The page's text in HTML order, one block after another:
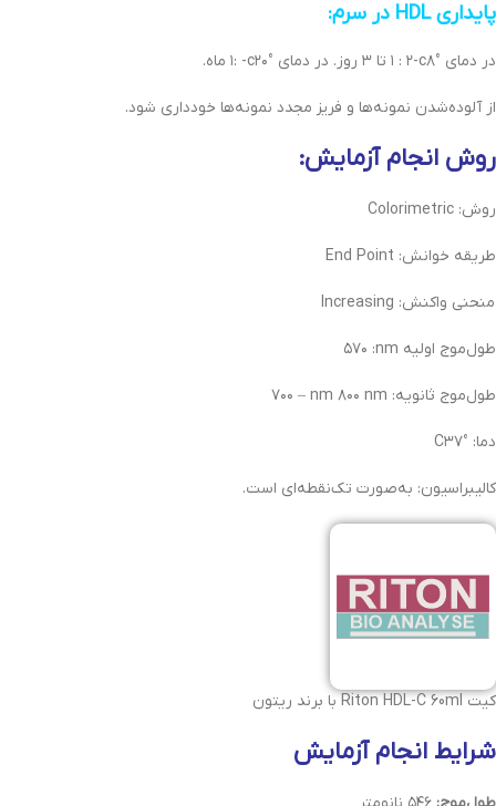
پایداری‌ HDL در سرم:
در دمای‌ °c٨-٢ : ١ تا ٣ روز. در دمای‌ °c٢٠- :١ ماه.
از آلوده‌شدن نمونه‌ها و فریز مجدد نمونه‌ها خودداری شود.
روش انجام آزمایش‌:
روش: Colorimetric
طریقه‌ خوانش‌: End Point
منحنی‌ واکنش‌: Increasing
طول‌موج اولیه‌ nm: ٥٧٠
طول‌موج ثانویه‌: nm ٨٠٠ nm – ٧٠٠
دما: °C٣٧
کالیبراسیون: به‌صورت تک‌نقطه‌ای است.
کیت Riton HDL-C 60ml با برند ریتون
شرایط انجام آزمایش